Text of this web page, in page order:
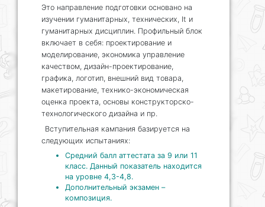
Это направление подготовки основано на
изучении гуманитарных, технических, It и
гуманитарных дисциплин. Профильный блок
включает в себя: проектирование и
моделирование, экономика управление
качеством, дизайн-проектирование,
графика, логотип, внешний вид товара,
макетирование, технико-экономическая
оценка проекта, основы конструкторско-
технологического дизайна и пр.
Вступительная кампания базируется на
следующих испытаниях:
Средний балл аттестата за 9 или 11
класс. Данный показатель находится
на уровне 4,3-4,8.
Дополнительный экзамен –
композиция.